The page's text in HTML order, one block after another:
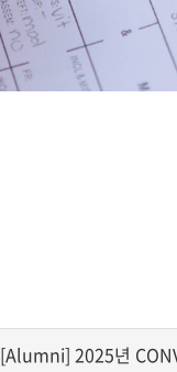
[Alumni] 2025년